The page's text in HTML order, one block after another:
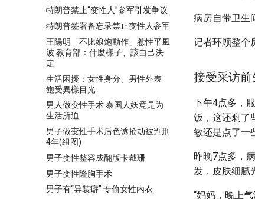
特朗普禁止“变性人”参军引发争议
特朗普签署备忘录禁止变性人参军
王陽明「不比娘炮動作」惹性平風
波 教育部：什麼樣子、該自己決
定
生活困擾：女性身分、男性外表
飽受異樣目光
男人做变性手术 泰国人妖竟是为
生活所迫
男子做变性手术后色诱抢劫被判刑
4年(组图)
男子变性整容成翻版卡戴珊
男子变性隆胸手术
男子有“异装癖” 专偷女性内衣
病房自带卫生
记者环顾整个
接受采访
下午4点多，
饭，这还剩了
敏还是点了一
昨晚7点多，
发，皮肤细腻
“妈妈，晚上